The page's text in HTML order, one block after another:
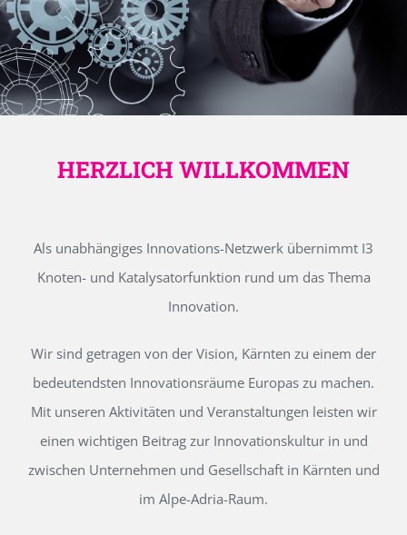
HERZLICH WILLKOMMEN
Als unabhängiges Innovations-Netzwerk übernimmt I3
Knoten- und Katalysatorfunktion rund um das Thema
Innovation.
Wir sind getragen von der Vision, Kärnten zu einem der
bedeutendsten Innovationsräume Europas zu machen.
Mit unseren Aktivitäten und Veranstaltungen leisten wir
einen wichtigen Beitrag zur Innovationskultur in und
zwischen Unternehmen und Gesellschaft in Kärnten und
im Alpe-Adria-Raum.